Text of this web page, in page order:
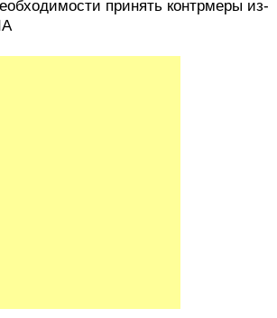
принять контрмеры из-